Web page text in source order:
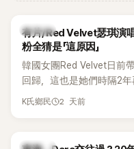
K-POP
有片/Red Velvet瑟琪演
粉全猜是「這原因」
韓國女團Red Velvet日前
回歸，這也是她們時隔2
年，五位成員也一連舉辦
K氏鄉民 2 天前
K-POP